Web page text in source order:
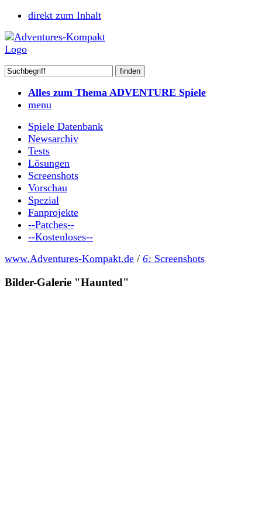
direkt zum Inhalt
Alles zum Thema ADVENTURE Spiele
menu
Spiele Datenbank
Newsarchiv
Tests
Lösungen
Screenshots
Vorschau
Spezial
Fanprojekte
--Patches--
--Kostenloses--
www.Adventures-Kompakt.de / 6: Screenshots
Bilder-Galerie "Haunted"